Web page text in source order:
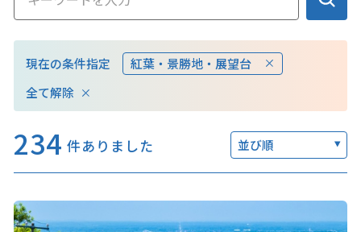
動画ライブラリー フォトライブラリー
お問い合わせ
現在の条件指定
紅葉・景勝地・展望台
全て解除
234 件ありました 並び順